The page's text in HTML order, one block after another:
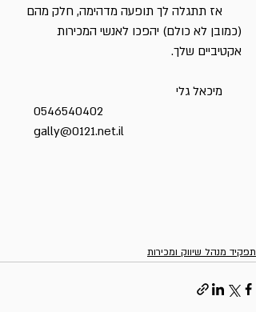
אז תתגלה לך תופעה מדהימה, חלק מהם
(כמובן לא כולם) יהפכו לאנשי המכירות
אקטיביים שלך.
מיכאל גלי
0546540402
gally@0121.net.il
תפקיד מנהל שיווק ומכירות